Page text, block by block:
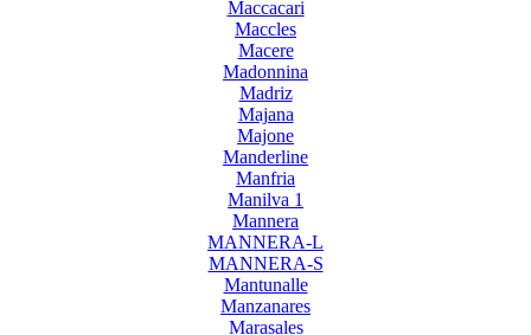
Maccacari
Maccles
Macere
Madonnina
Madriz
Majana
Majone
Manderline
Manfria
Manilva 1
Mannera
MANNERA-L
MANNERA-S
Mantunalle
Manzanares
Marasales